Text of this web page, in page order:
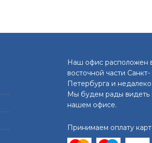
Наш офис расположен
восточной части Санкт-
Петербурга и
Мы будем рады видеть
нашем офисе.
Принимаем оплату